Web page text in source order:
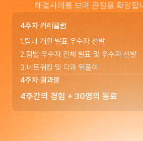
해결사례를 보며 관점을 확장합
4주차 커리큘럼
1.팀내 개인 발표 우수자 선발
2.팀별 우수자 전체 발표 및 우수자 선발
3.네트워킹 및 다과 뒤풀이
4주차 결과물
4주간의 경험 + 30명의 동료